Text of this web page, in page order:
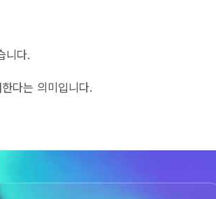
니다.
다는 의미입니다.